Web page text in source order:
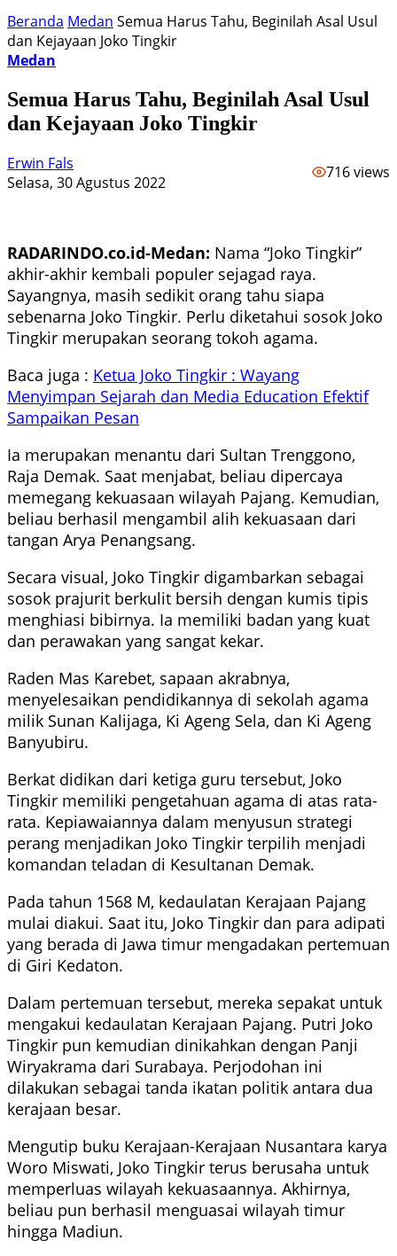
Beranda Medan Semua Harus Tahu, Beginilah Asal Usul
dan Kejayaan Joko Tingkir
Medan
Semua Harus Tahu, Beginilah Asal Usul
dan Kejayaan Joko Tingkir
Erwin Fals
Selasa, 30 Agustus 2022
716 views
RADARINDO.co.id-Medan: Nama “Joko Tingkir”
akhir-akhir kembali populer sejagad raya.
Sayangnya, masih sedikit orang tahu siapa
sebenarna Joko Tingkir. Perlu diketahui sosok Joko
Tingkir merupakan seorang tokoh agama.
Baca juga : Ketua Joko Tingkir : Wayang
Menyimpan Sejarah dan Media Education Efektif
Sampaikan Pesan
Ia merupakan menantu dari Sultan Trenggono,
Raja Demak. Saat menjabat, beliau dipercaya
memegang kekuasaan wilayah Pajang. Kemudian,
beliau berhasil mengambil alih kekuasaan dari
tangan Arya Penangsang.
Secara visual, Joko Tingkir digambarkan sebagai
sosok prajurit berkulit bersih dengan kumis tipis
menghiasi bibirnya. Ia memiliki badan yang kuat
dan perawakan yang sangat kekar.
Raden Mas Karebet, sapaan akrabnya,
menyelesaikan pendidikannya di sekolah agama
milik Sunan Kalijaga, Ki Ageng Sela, dan Ki Ageng
Banyubiru.
Berkat didikan dari ketiga guru tersebut, Joko
Tingkir memiliki pengetahuan agama di atas rata-
rata. Kepiawaiannya dalam menyusun strategi
perang menjadikan Joko Tingkir terpilih menjadi
komandan teladan di Kesultanan Demak.
Pada tahun 1568 M, kedaulatan Kerajaan Pajang
mulai diakui. Saat itu, Joko Tingkir dan para adipati
yang berada di Jawa timur mengadakan pertemuan
di Giri Kedaton.
Dalam pertemuan tersebut, mereka sepakat untuk
mengakui kedaulatan Kerajaan Pajang. Putri Joko
Tingkir pun kemudian dinikahkan dengan Panji
Wiryakrama dari Surabaya. Perjodohan ini
dilakukan sebagai tanda ikatan politik antara dua
kerajaan besar.
Mengutip buku Kerajaan-Kerajaan Nusantara karya
Woro Miswati, Joko Tingkir terus berusaha untuk
memperluas wilayah kekuasaannya. Akhirnya,
beliau pun berhasil menguasai wilayah timur
hingga Madiun.